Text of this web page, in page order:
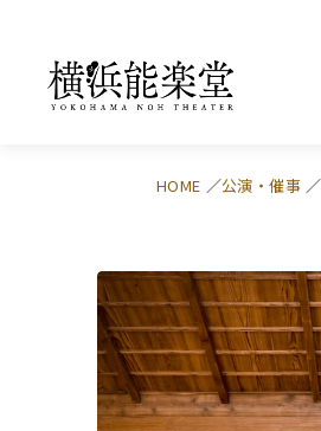
HOME 公演・催事